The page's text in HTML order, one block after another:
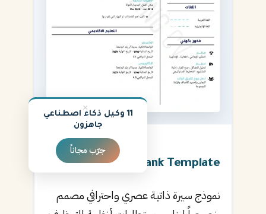
Blank Template
4.9
نموذج سيرة ذاتية عصري واحترافي مصمم
×
11 وكيل ذكاء اصطناعي
جاهزون
جرّب مجاناً